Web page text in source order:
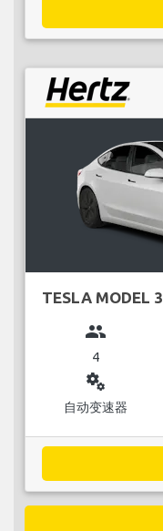
TESLA MODEL 3
group
4
miscellaneous_services
自动变速器